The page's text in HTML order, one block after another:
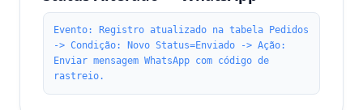
Evento: Registro atualizado na tabela Pedidos
-> Condição: Novo Status=Enviado -> Ação:
Enviar mensagem WhatsApp com código de
rastreio.